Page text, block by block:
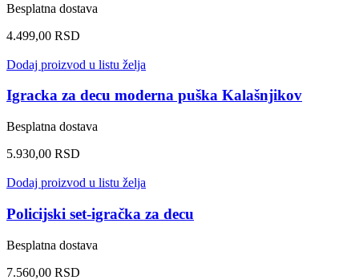
Besplatna dostava
4.499,00 RSD
Dodaj proizvod u listu želja
Igracka za decu moderna puška Kalašnjikov
Besplatna dostava
5.930,00 RSD
Dodaj proizvod u listu želja
Policijski set-igračka za decu
Besplatna dostava
7.560,00 RSD